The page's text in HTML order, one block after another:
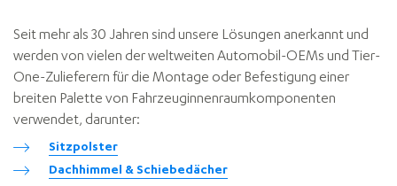
Seit mehr als 30 Jahren sind unsere Lösungen anerkannt und
werden von vielen der weltweiten Automobil-OEMs und Tier-
One-Zulieferern für die Montage oder Befestigung einer
breiten Palette von Fahrzeuginnenraumkomponenten
verwendet, darunter:
Sitzpolster
Dachhimmel & Schiebedächer